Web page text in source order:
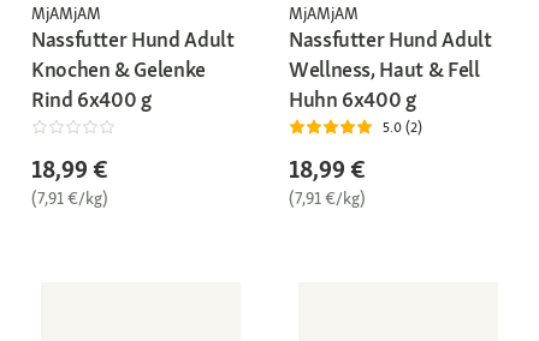
MjAMjAM
Nassfutter Hund Adult
Knochen & Gelenke
Rind 6x400 g
18,99 €
(7,91 €/kg)
MjAMjAM
Nassfutter Hund Adult
Wellness, Haut & Fell
Huhn 6x400 g
5.0 (2)
18,99 €
(7,91 €/kg)